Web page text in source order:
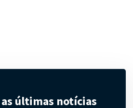
as últimas notícias